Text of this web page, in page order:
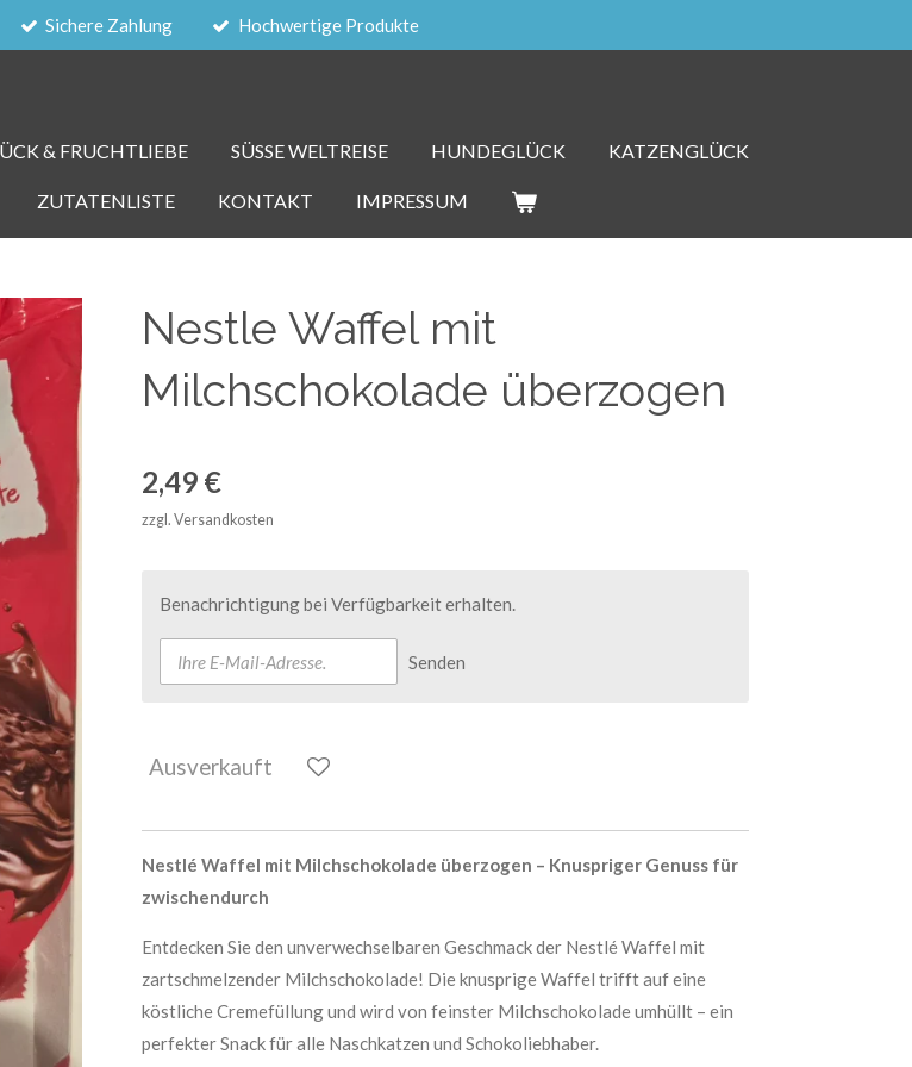
Sichere Zahlung Hochwertige Produkte
& FRUCHTLIEBE SÜSSE WELTREISE HUNDEGLÜCK KATZENGLÜCK
ZUTATENLISTE KONTAKT IMPRESSUM
Nestle Waffel mit
Milchschokolade überzogen
2,49 €
zzgl. Versandkosten
Benachrichtigung bei Verfügbarkeit erhalten.
Senden
Ausverkauft
Nestlé Waffel mit Milchschokolade überzogen – Knuspriger Genuss für
zwischendurch
Entdecken Sie den unverwechselbaren Geschmack der Nestlé Waffel mit
zartschmelzender Milchschokolade! Die knusprige Waffel trifft auf eine
köstliche Cremefüllung und wird von feinster Milchschokolade umhüllt – ein
perfekter Snack für alle Naschkatzen und Schokoliebhaber.